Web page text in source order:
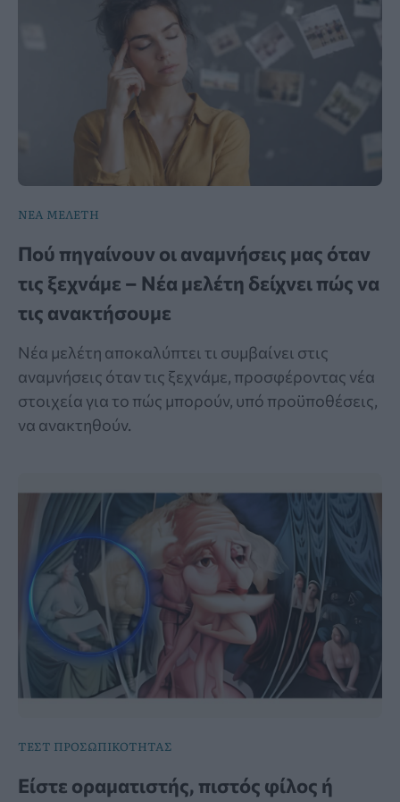
ΝΕΑ ΜΕΛΕΤΗ
Πού πηγαίνουν οι αναμνήσεις μας όταν
τις ξεχνάμε – Νέα μελέτη δείχνει πώς να
τις ανακτήσουμε
Νέα μελέτη αποκαλύπτει τι συμβαίνει στις
αναμνήσεις όταν τις ξεχνάμε, προσφέροντας νέα
στοιχεία για το πώς μπορούν, υπό προϋποθέσεις,
να ανακτηθούν.
ΤΕΣΤ ΠΡΟΣΩΠΙΚΟΤΗΤΑΣ
Είστε οραματιστής, πιστός φίλος ή